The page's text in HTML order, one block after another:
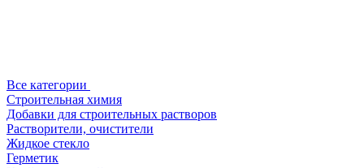
Все категории
Строительная химия
Добавки для строительных растворов
Растворители, очистители
Жидкое стекло
Герметик